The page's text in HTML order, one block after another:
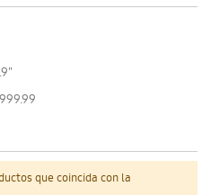
que coincida con la